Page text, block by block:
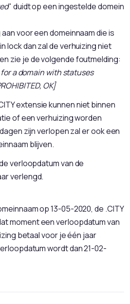
" duidt op een ingestelde domein
voor een domeinnaam die is
lock dan zal de verhuizing niet
zie je de volgende foutmelding:
a domain with statuses
OK]
extensie kunnen niet binnen
of een verhuizing worden
zijn verlopen zal er ook een
blijven.
verloopdatum van de
verlengd.
op 13-05-2020, de .CITY
moment een verloopdatum van
betaal voor je één jaar
wordt dan 21-02-